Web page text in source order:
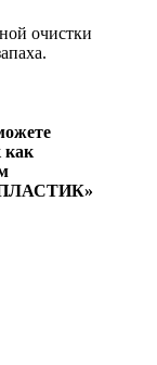
очистки
как
ПЛАСТИК»